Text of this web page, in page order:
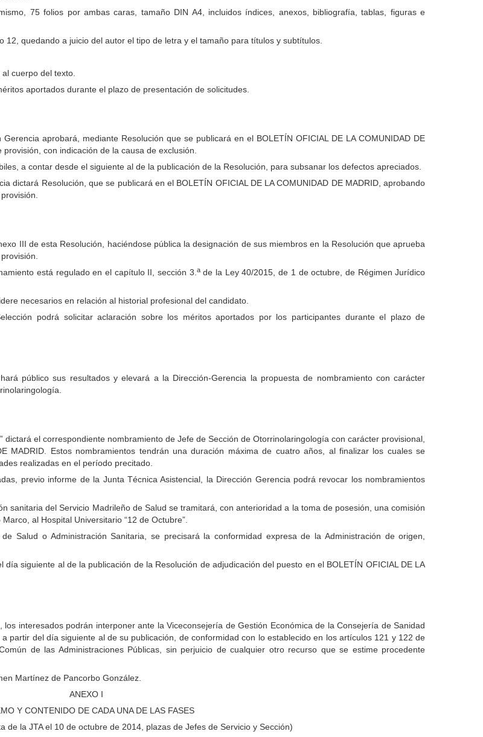
75 folios por ambas caras, tamaño DIN A4, incluidos índices, anexos, bibliografía, tablas, figuras e
quedando a juicio del autor el tipo de letra y el tamaño para títulos y subtítulos.
cuerpo del texto.
aportados durante el plazo de presentación de solicitudes.
aprobará, mediante Resolución que se publicará en el BOLETÍN OFICIAL DE LA COMUNIDAD DE
con indicación de la causa de exclusión.
a contar desde el siguiente al de la publicación de la Resolución, para subsanar los defectos apreciados.
dictará Resolución, que se publicará en el BOLETÍN OFICIAL DE LA COMUNIDAD DE MADRID, aprobando
III de esta Resolución, haciéndose pública la designación de sus miembros en la Resolución que aprueba
está regulado en el capítulo II, sección 3. ade la Ley 40/2015, de 1 de octubre, de Régimen Jurídico
necesarios en relación al historial profesional del candidato.
podrá solicitar aclaración sobre los méritos aportados por los participantes durante el plazo de
público sus resultados y elevará a la Dirección-Gerencia la propuesta de nombramiento con carácter
dictará el correspondiente nombramiento de Jefe de Sección de Otorrinolaringología con carácter provisional,
MADRID. Estos nombramientos tendrán una duración máxima de cuatro años, al finalizar los cuales se
realizadas en el período precitado.
previo informe de la Junta Técnica Asistencial, la Dirección Gerencia podrá revocar los nombramientos
sanitaria del Servicio Madrileño de Salud se tramitará, con anterioridad a la toma de posesión, una comisión
al Hospital Universitario “12 de Octubre”.
Salud o Administración Sanitaria, se precisará la conformidad expresa de la Administración de origen,
siguiente al de la publicación de la Resolución de adjudicación del puesto en el BOLETÍN OFICIAL DE LA
interesados podrán interponer ante la Viceconsejería de Gestión Económica de la Consejería de Sanidad
partir del día siguiente al de su publicación, de conformidad con lo establecido en los artículos 121 y 122 de
de las Administraciones Públicas, sin perjuicio de cualquier otro recurso que se estime procedente
Martínez de Pancorbo González.
ANEXO I
Y CONTENIDO DE CADA UNA DE LAS FASES
de la JTA el 10 de octubre de 2014, plazas de Jefes de Servicio y Sección)